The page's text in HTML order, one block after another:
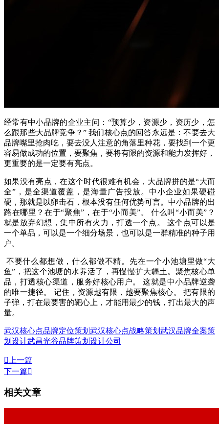
经常有中小品牌的企业主问：“预算少，资源少，资历少，怎
么跟那些大品牌竞争？” 我们核心点的回答永远是：不要去大
品牌嘴里抢肉吃，要去没人注意的角落里种花，要找到一个更
容易做成功的位置，要聚焦，要将有限的资源和能力发挥好，
更重要的是一定要有亮点。
如果没有亮点，在这个时代很难有机会， 大品牌拼的是“大而
全”，是全渠道覆盖，是海量广告投放。中小企业如果硬碰
硬，那就是以卵击石，根本没有任何优势可言。中小品牌的出
路在哪里？在于“聚焦”，在于“小而美”。 什么叫“小而美”？
就是放弃幻想，集中所有火力，打透一个点。 这个点可以是
一个单品，可以是一个细分场景，也可以是一群精准的种子用
户。
不要什么都想做，什么都做不精。先在一个小池塘里做“大
鱼”，把这个池塘的水养活了，再慢慢扩大疆土。聚焦核心单
品，打透核心渠道，服务好核心用户。 这就是中小品牌逆袭
的唯一捷径。 记住，资源越有限，越要聚焦核心。 把有限的
子弹，打在最要害的靶心上，才能用最少的钱，打出最大的声
量。
武汉核心点品牌定位策划 武汉核心点战略策划 武汉品牌全案策
划设计武昌光谷品牌策划设计公司
 上一篇
下一篇
相关文章